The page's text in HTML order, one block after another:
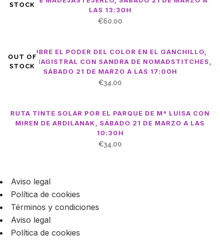
Ardilanak,
16:30h
quantity
STOCK
LAS 13:30H
€60.00
OUT OF
STOCK
DESCUBRE EL PODER DEL COLOR EN EL GANCHILLO,
CLASE MAGISTRAL CON SANDRA DE NOMADSTITCHES,
SÁBADO 21 DE MARZO A LAS 17:00H
€34.00
RUTA TINTE SOLAR POR EL PARQUE DE Mª LUISA CON
MIREN DE ARDILANAK, SÁBADO 21 DE MARZO A LAS
10:30H
€34.00
Aviso legal
Política de cookies
Términos y condiciones
Aviso legal
Política de cookies